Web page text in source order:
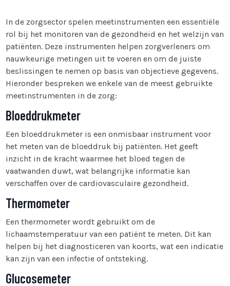
In de zorgsector spelen meetinstrumenten een essentiële
rol bij het monitoren van de gezondheid en het welzijn van
patiënten. Deze instrumenten helpen zorgverleners om
nauwkeurige metingen uit te voeren en om de juiste
beslissingen te nemen op basis van objectieve gegevens.
Hieronder bespreken we enkele van de meest gebruikte
meetinstrumenten in de zorg:
Bloeddrukmeter
Een bloeddrukmeter is een onmisbaar instrument voor
het meten van de bloeddruk bij patiënten. Het geeft
inzicht in de kracht waarmee het bloed tegen de
vaatwanden duwt, wat belangrijke informatie kan
verschaffen over de cardiovasculaire gezondheid.
Thermometer
Een thermometer wordt gebruikt om de
lichaamstemperatuur van een patiënt te meten. Dit kan
helpen bij het diagnosticeren van koorts, wat een indicatie
kan zijn van een infectie of ontsteking.
Glucosemeter